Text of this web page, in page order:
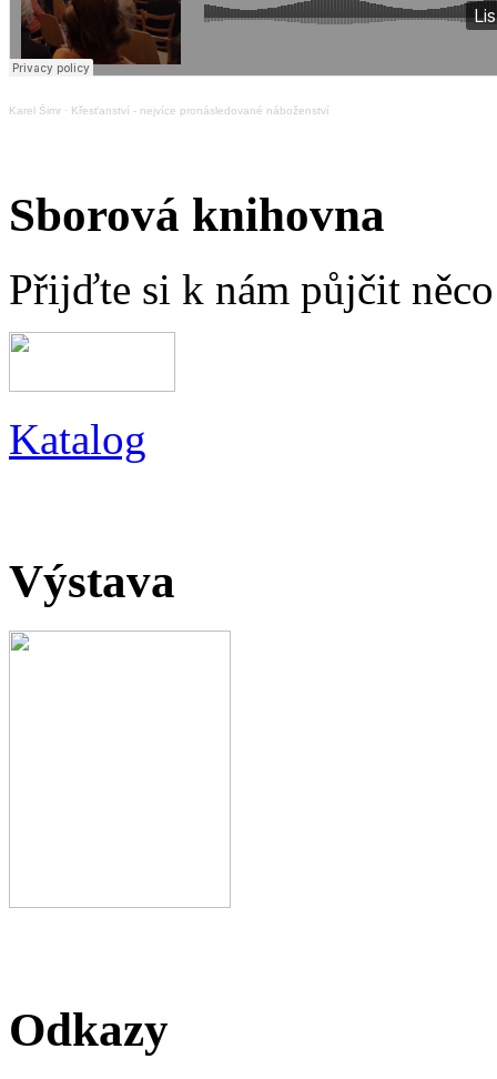
Karel Šimr · Křesťanství - nejvíce pronásledované náboženství
Sborová knihovna
Přijďte si k nám půjčit
Katalog
Výstava
Odkazy